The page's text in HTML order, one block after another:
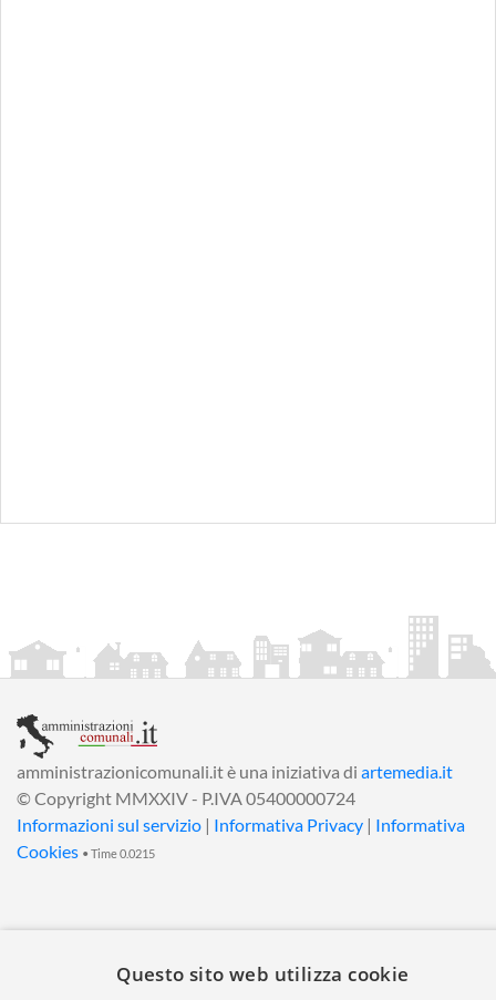
amministrazionicomunali.it è una iniziativa di artemedia.it
© Copyright MMXXIV - P.IVA 05400000724
Informazioni sul servizio | Informativa Privacy | Informativa
Cookies • Time 0.0215
Questo sito web utilizza cookie